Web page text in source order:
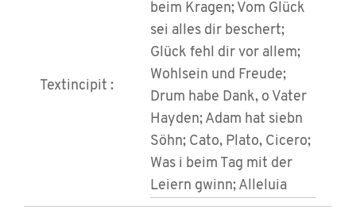
Textincipit :
beim Kragen; Vom Glück
sei alles dir beschert;
Glück fehl dir vor allem;
Wohlsein und Freude;
Drum habe Dank, o Vater
Hayden; Adam hat siebn
Söhn; Cato, Plato, Cicero;
Was i beim Tag mit der
Leiern gwinn; Alleluia